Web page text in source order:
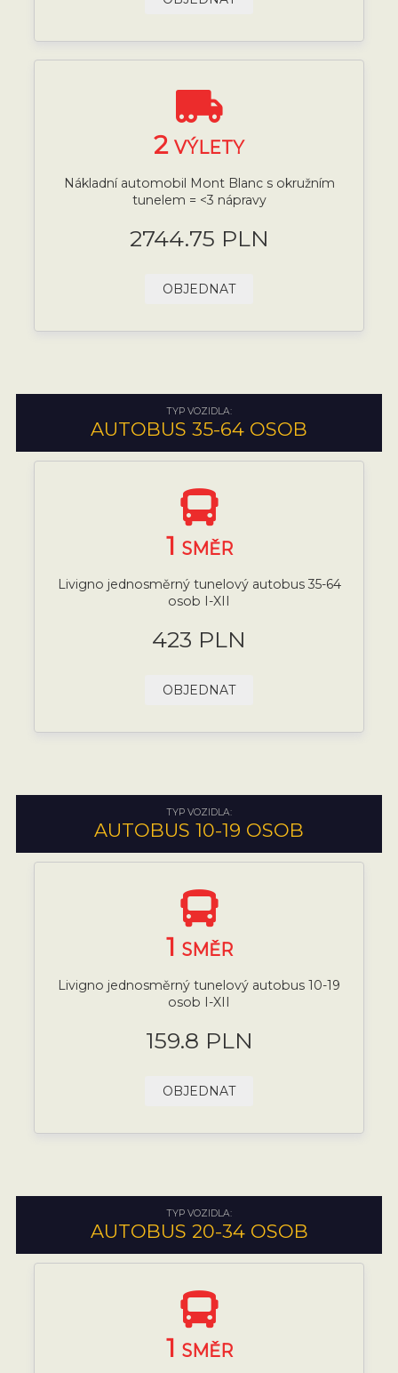
2 VÝLETY
Nákladní automobil Mont Blanc s okružním
tunelem = <3 nápravy
2744.75 PLN
OBJEDNAT
TYP VOZIDLA:
AUTOBUS 35-64 OSOB
1 SMĚR
Livigno jednosměrný tunelový autobus 35-64
osob I-XII
423 PLN
OBJEDNAT
TYP VOZIDLA:
AUTOBUS 10-19 OSOB
1 SMĚR
Livigno jednosměrný tunelový autobus 10-19
osob I-XII
159.8 PLN
OBJEDNAT
TYP VOZIDLA:
AUTOBUS 20-34 OSOB
1 SMĚR